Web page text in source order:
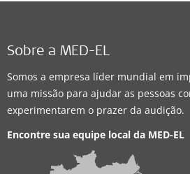
Sobre a MED-EL
Somos a empresa líder mundial em
uma missão para ajudar as pessoas
experimentarem o prazer da audição.
Encontre sua equipe local da MED-EL